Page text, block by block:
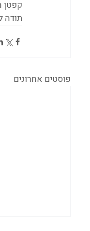
קפטן
תודה
פוסטים אחרונים